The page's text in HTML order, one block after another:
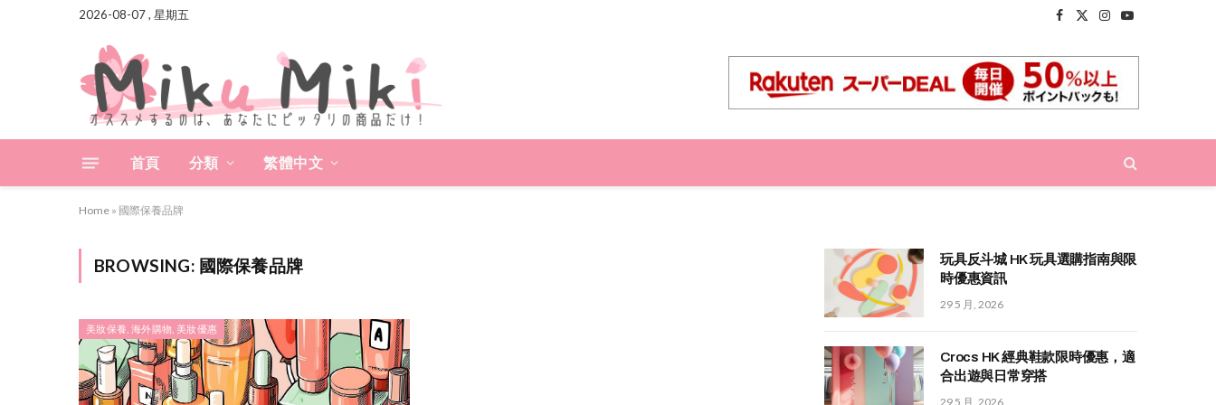
2026-08-07 , 星期五
Facebook
X
Instagram
YouTube
首頁 分類 繁體中文
Home » 國際保養品牌
BROWSING: 國際保養品牌
美妝保養, 海外購物, 美妝優惠
玩具反斗城 HK 玩具選購指南與限
時優惠資訊
29 5 月, 2026
Crocs HK 經典鞋款限時優惠，適
合出遊與日常穿搭
29 5 月, 2026